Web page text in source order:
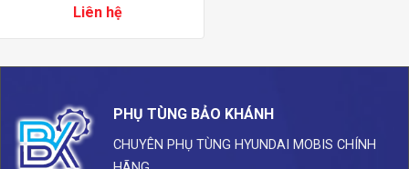
Liên hệ
PHỤ TÙNG BẢO KHÁNH
CHUYÊN PHỤ TÙNG HYUNDAI MOBIS CHÍNH